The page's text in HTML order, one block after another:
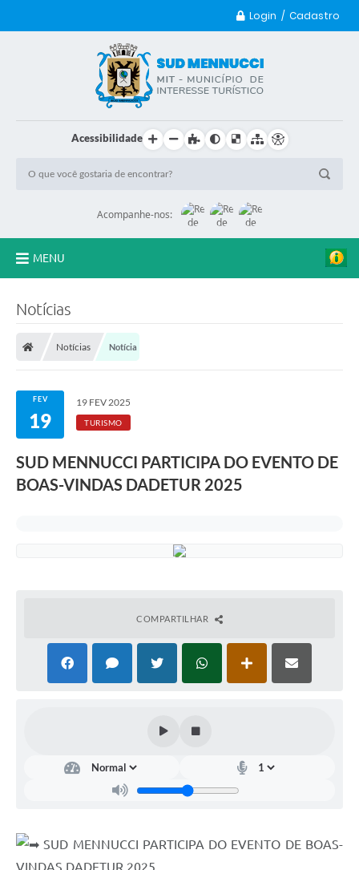
Login / Cadastro
Acessibilidade
Acompanhe-nos:
MENU
Serviços ao Cidadão
DEFESA CIVIL
Sobre Sud
Ouvidoria
Audiências Públicas
Concursos e Processo Seletivo
TRANSPARÊNCIA PAULO GUSTAVO
Notícias
Notícias Notícia
FEV
19
19 FEV 2025
TURISMO
SUD MENNUCCI PARTICIPA DO EVENTO DE
BOAS-VINDAS DADETUR 2025
COMPARTILHAR
SUD MENNUCCI PARTICIPA DO EVENTO DE BOAS-
VINDAS DADETUR 2025